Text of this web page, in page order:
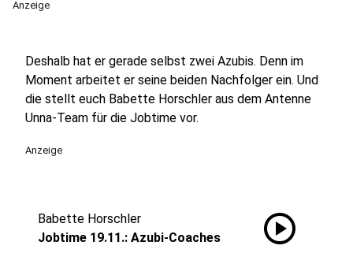
Anzeige
Deshalb hat er gerade selbst zwei Azubis. Denn im
Moment arbeitet er seine beiden Nachfolger ein. Und
die stellt euch Babette Horschler aus dem Antenne
Unna-Team für die Jobtime vor.
Anzeige
Babette Horschler
Jobtime 19.11.: Azubi-Coaches
play_circle